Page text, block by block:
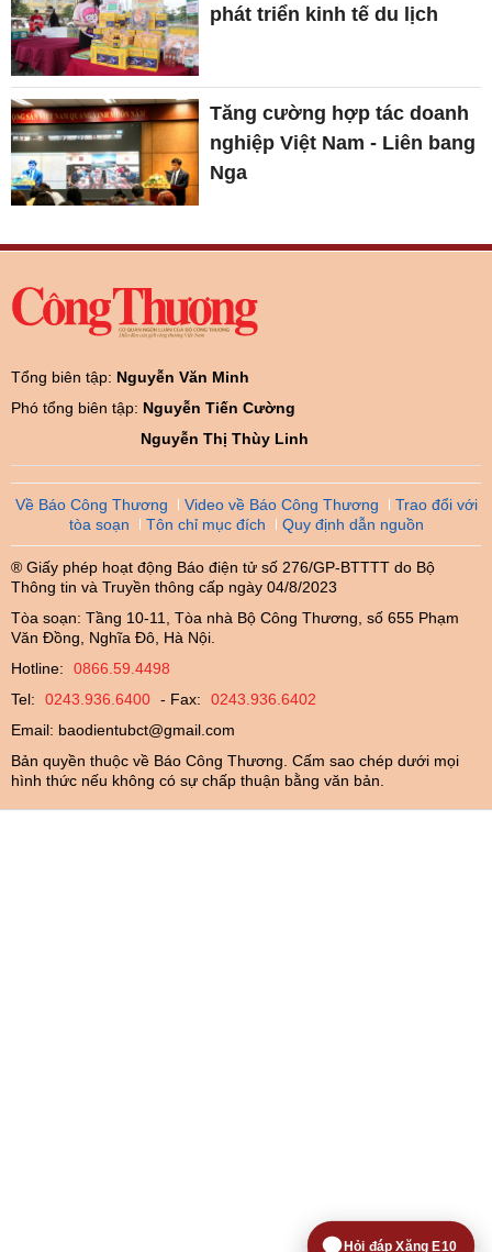
phát triển kinh tế du lịch
Tăng cường hợp tác doanh
nghiệp Việt Nam - Liên bang
Nga
Tổng biên tập: Nguyễn Văn Minh
Phó tổng biên tập: Nguyễn Tiến Cường
Nguyễn Thị Thùy Linh
Về Báo Công Thương Video về Báo Công Thương
Trao đổi với
tòa soạn
Tôn chỉ mục đích Quy định dẫn nguồn
® Giấy phép hoạt động Báo điện tử số 276/GP-BTTTT do Bộ
Thông tin và Truyền thông cấp ngày 04/8/2023
Tòa soạn: Tầng 10-11, Tòa nhà Bộ Công Thương, số 655 Phạm
Văn Đồng, Nghĩa Đô, Hà Nội.
Hotline:
0866.59.4498
Tel:
0243.936.6400 - Fax:
0243.936.6402
Email: baodientubct@gmail.com
Bản quyền thuộc về Báo Công Thương. Cấm sao chép dưới mọi
hình thức nếu không có sự chấp thuận bằng văn bản.
Hỏi đáp Xăng E10